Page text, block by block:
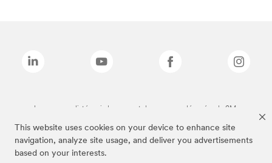
This website uses cookies on your device to enhance site
navigation, analyze site usage, and deliver you advertisements
based on your interests.
Les marques listées ci-dessus sont des marques déposées de 3M.